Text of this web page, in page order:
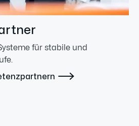
für stabile und
